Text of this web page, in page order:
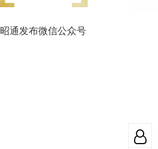
昭通发布微信公众号